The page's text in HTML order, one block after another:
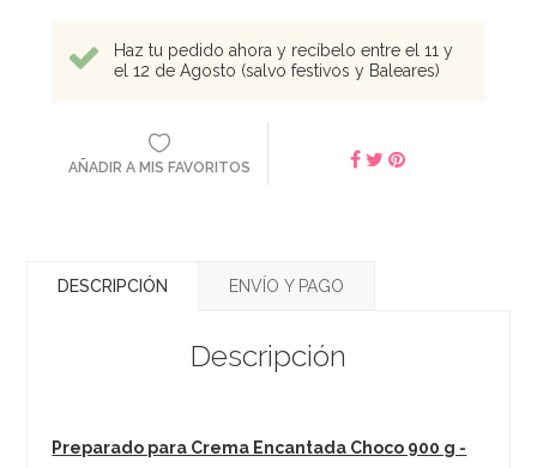
Haz tu pedido ahora y recíbelo entre el 11 y
el 12 de Agosto (salvo festivos y Baleares)
AÑADIR A MIS FAVORITOS
DESCRIPCIÓN ENVÍO Y PAGO
Descripción
Preparado para Crema Encantada Choco 900 g -